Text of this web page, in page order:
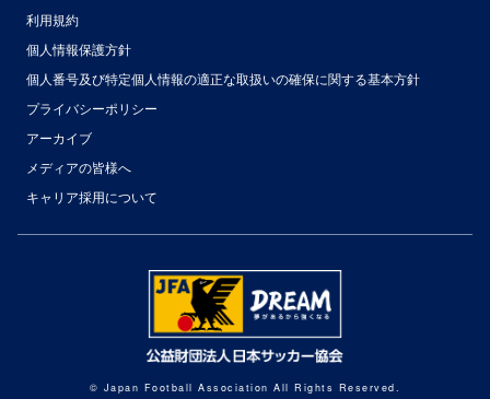
利用規約
個人情報保護方針
個人番号及び特定個人情報の適正な取扱いの確保に関する基本方針
プライバシーポリシー
アーカイブ
メディアの皆様へ
キャリア採用について
© Japan Football Association All Rights Reserved.